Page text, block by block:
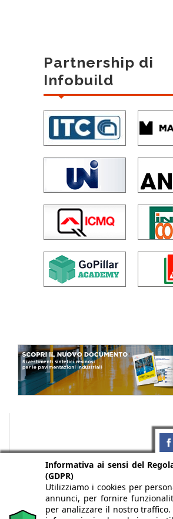
Partnership di
Infobuild
Informativa ai sensi del
(GDPR)
Utilizziamo i cookies per
annunci, per fornire
per analizzare il nostro